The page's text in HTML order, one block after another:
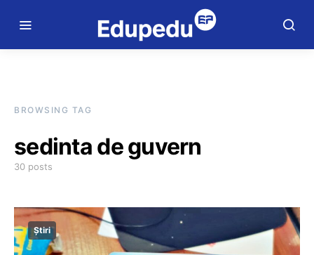
BROWSING TAG
sedinta de guvern
30 posts
Știri